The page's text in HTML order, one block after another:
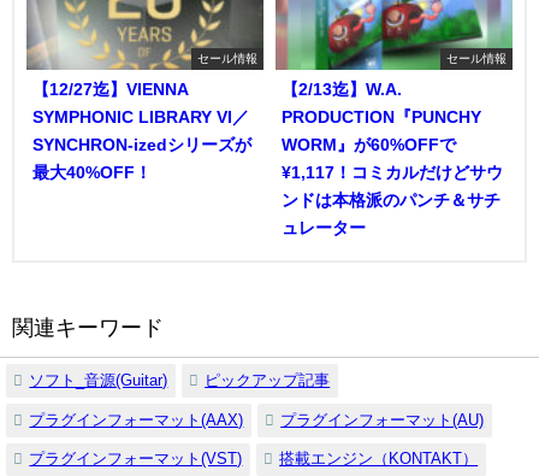
セール情報
【12/27迄】VIENNA
SYMPHONIC LIBRARY VI／
SYNCHRON-izedシリーズが
最大40%OFF！
セール情報
【2/13迄】W.A.
PRODUCTION『PUNCHY
WORM』が60%OFFで
¥1,117！コミカルだけどサウ
ンドは本格派のパンチ＆サチ
ュレーター
関連キーワード
ソフト_音源(Guitar) ピックアップ記事
プラグインフォーマット(AAX) プラグインフォーマット(AU)
プラグインフォーマット(VST) 搭載エンジン（KONTAKT）